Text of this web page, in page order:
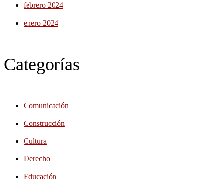
febrero 2024
enero 2024
Categorías
Comunicación
Construcción
Cultura
Derecho
Educación